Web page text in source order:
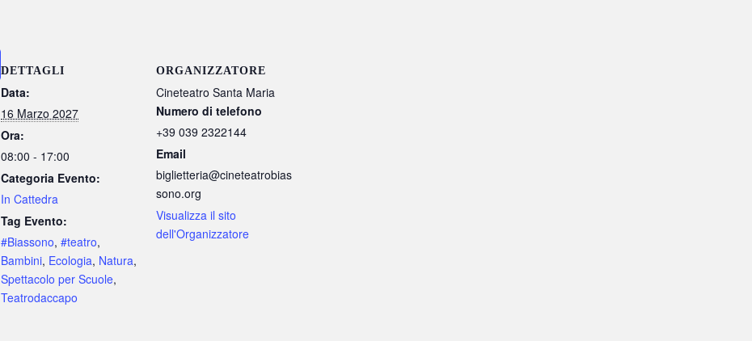
DETTAGLI
Data:
16 Marzo 2027
Ora:
08:00 - 17:00
Categoria Evento:
In Cattedra
Tag Evento:
#Biassono, #teatro,
Bambini, Ecologia, Natura,
Spettacolo per Scuole,
Teatrodaccapo
ORGANIZZATORE
Cineteatro Santa Maria
Numero di telefono
+39 039 2322144
Email
biglietteria@cineteatrobias
sono.org
Visualizza il sito
dell'Organizzatore